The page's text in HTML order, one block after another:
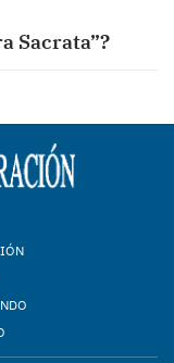
Sacrata”?